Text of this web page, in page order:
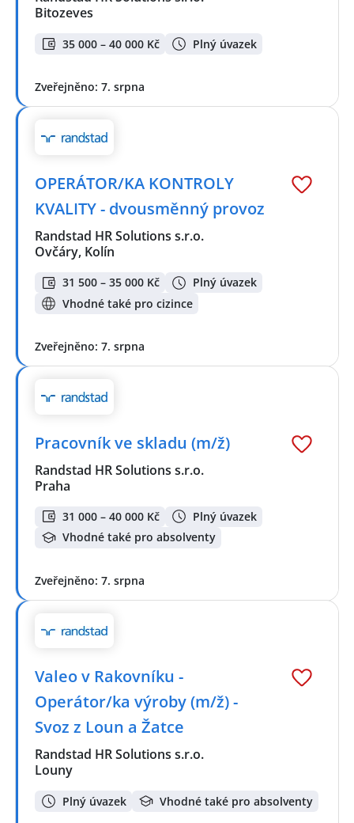
Bitozeves
35 000 – 40 000 Kč Plný úvazek
Zveřejněno: 7. srpna
OPERÁTOR/KA KONTROLY
KVALITY - dvousměnný provoz
Randstad HR Solutions s.r.o.
Ovčáry, Kolín
31 500 – 35 000 Kč
Plný úvazek
Vhodné také pro cizince
Zveřejněno: 7. srpna
Pracovník ve skladu (m/ž)
Randstad HR Solutions s.r.o.
Praha
31 000 – 40 000 Kč
Plný úvazek
Vhodné také pro absolventy
Zveřejněno: 7. srpna
Valeo v Rakovníku -
Operátor/ka výroby (m/ž) -
Svoz z Loun a Žatce
Randstad HR Solutions s.r.o.
Louny
Plný úvazek Vhodné také pro absolventy